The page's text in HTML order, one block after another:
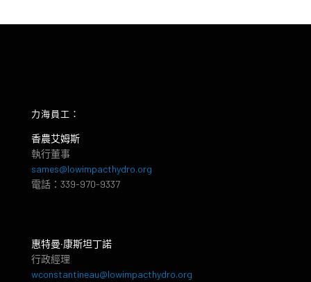
力海員工：
香農艾姆斯
執行董事
sames@lowimpacthydro.org
電話：339-970-9337
惠特曼‧康斯坦丁諾
行政經理
wconstantineau@lowimpacthydro.org